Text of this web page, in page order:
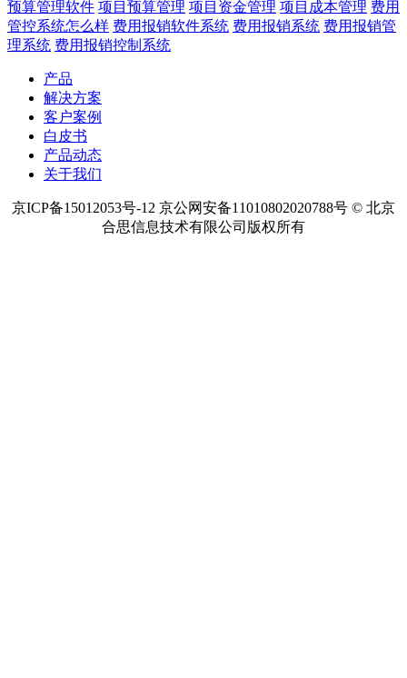
预算管理软件 项目预算管理 项目资金管理 项目成本管理 费用
管控系统怎么样 费用报销软件系统 费用报销系统 费用报销管
理系统 费用报销控制系统
产品
解决方案
客户案例
白皮书
产品动态
关于我们
京ICP备15012053号-12 京公网安备11010802020788号 © 北京
合思信息技术有限公司版权所有